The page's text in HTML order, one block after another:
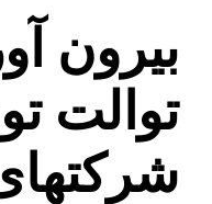
بیرون
توالت